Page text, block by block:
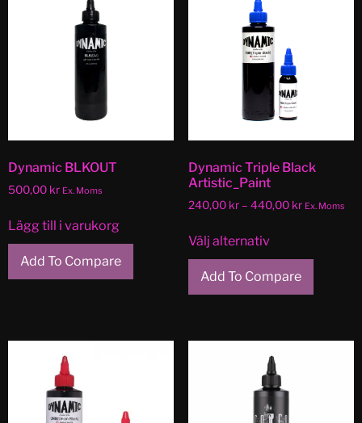
Dynamic BLKOUT
500,00 kr Ex. Moms
Lägg till i varukorg
Add To Compare
Dynamic Triple Black
Artistic_Paint
240,00 kr – 440,00 kr Ex. Moms
Välj alternativ
Add To Compare